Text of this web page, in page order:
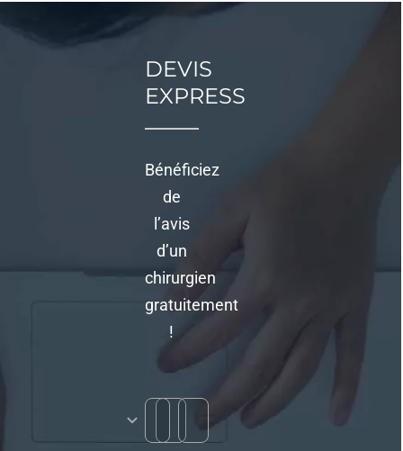
DEVIS
EXPRESS
Bénéficiez
de
l’avis
d’un
chirurgien
gratuitement
!